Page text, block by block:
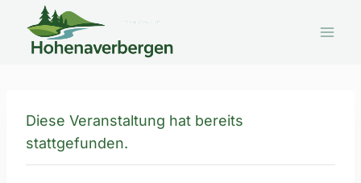
Inhalt
springen
Diese Veranstaltung hat bereits
stattgefunden.